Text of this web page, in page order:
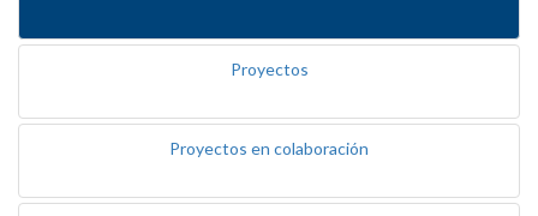
Proyectos
Proyectos en colaboración